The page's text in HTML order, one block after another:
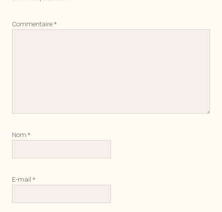
Commentaire*
Nom *
E-mail *